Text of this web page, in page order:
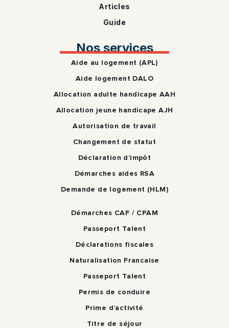
Articles
Guide
Nos services
Aide au logement (APL)
Aide logement DALO
Allocation adulte handicape AAH
Allocation jeune handicape AJH
Autorisation de travail
Changement de statut
Déclaration d’impôt
Démarches aides RSA
Demande de logement (HLM)
Démarches CAF / CPAM
Passeport Talent
Déclarations fiscales
Naturalisation Francaise
Passeport Talent
Permis de conduire
Prime d’activité
Titre de séjour